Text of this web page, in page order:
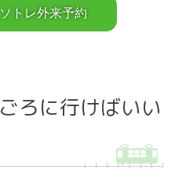
トレ外来予約
ろに行けばいい